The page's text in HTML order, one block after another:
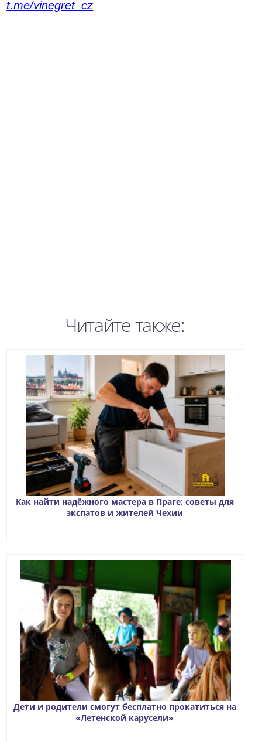
t.me/vinegret_cz
Читайте также:
Как найти надёжного мастера в Праге: советы для
экспатов и жителей Чехии
Дети и родители смогут бесплатно прокатиться на
«Летенской карусели»